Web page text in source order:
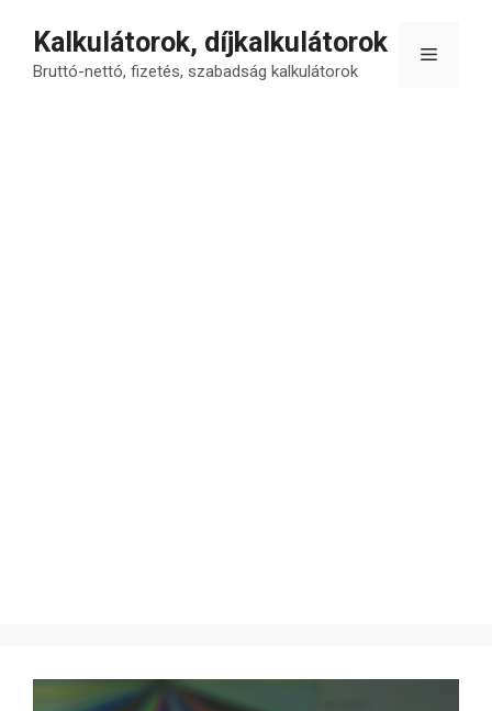
tartalomba
Kalkulátorok, díjkalkulátorok
Bruttó-nettó, fizetés, szabadság kalkulátorok
Menü